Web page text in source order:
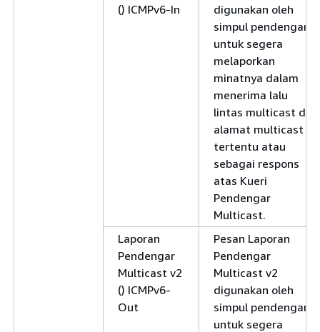
() ICMPv6-In
digunakan oleh
simpul pendengar
untuk segera
melaporkan
minatnya dalam
menerima lalu
lintas multicast di
alamat multicast
tertentu atau
sebagai respons
atas Kueri
Pendengar
Multicast.
Laporan
Pendengar
Multicast v2
() ICMPv6-
Out
Pesan Laporan
Pendengar
Multicast v2
digunakan oleh
simpul pendengar
untuk segera